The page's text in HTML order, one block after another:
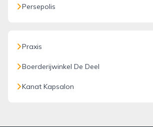
Persepolis
Praxis
Boerderijwinkel De Deel
Kanat Kapsalon